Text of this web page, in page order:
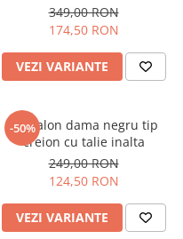
349,00 RON
174,50 RON
VEZI VARIANTE
-50%
Pantalon dama negru tip
creion cu talie inalta
249,00 RON
124,50 RON
VEZI VARIANTE